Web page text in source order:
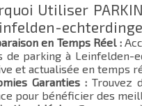
Utiliser
en Temps Réel :
de parking à Leinfelden-
et actualisée en temps
Garanties : Trouvez
pour bénéficier des